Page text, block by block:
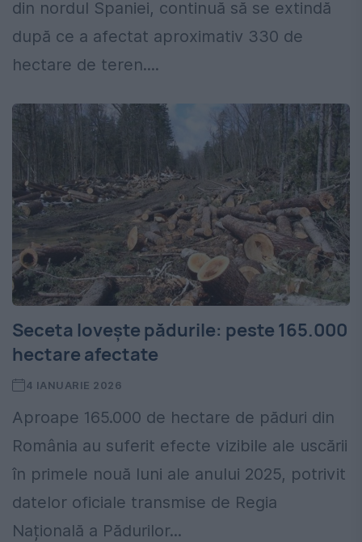
din nordul Spaniei, continuă să se extindă
după ce a afectat aproximativ 330 de
hectare de teren....
Seceta lovește pădurile: peste 165.000
hectare afectate
4 IANUARIE 2026
Aproape 165.000 de hectare de păduri din
România au suferit efecte vizibile ale uscării
în primele nouă luni ale anului 2025, potrivit
datelor oficiale transmise de Regia
Națională a Pădurilor...